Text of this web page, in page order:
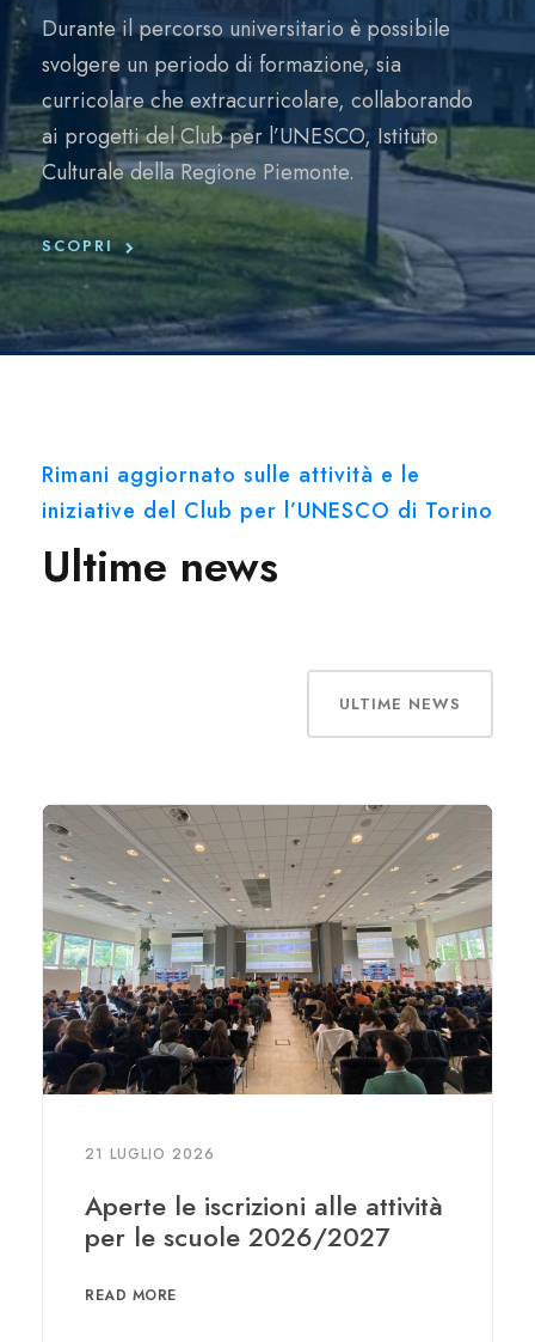
Durante il percorso universitario è possibile
svolgere un periodo di formazione, sia
curricolare che extracurricolare, collaborando
ai progetti del Club per l’UNESCO, Istituto
Culturale della Regione Piemonte.
SCOPRI
Rimani aggiornato sulle attività e le
iniziative del Club per l’UNESCO di Torino
Ultime news
ULTIME NEWS
21 LUGLIO 2026
Aperte le iscrizioni alle attività
per le scuole 2026/2027
READ MORE